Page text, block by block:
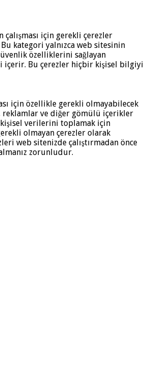
için gerekli çerezler
kategori yalnızca web sitesinin
özelliklerini sağlayan
içerir. Bu çerezler hiçbir kişisel bilgiyi
için özellikle gerekli olmayabilecek
reklamlar ve diğer gömülü içerikler
kişisel verilerini toplamak için
olmayan çerezler olarak
web sitenizde çalıştırmadan önce
almanız zorunludur.